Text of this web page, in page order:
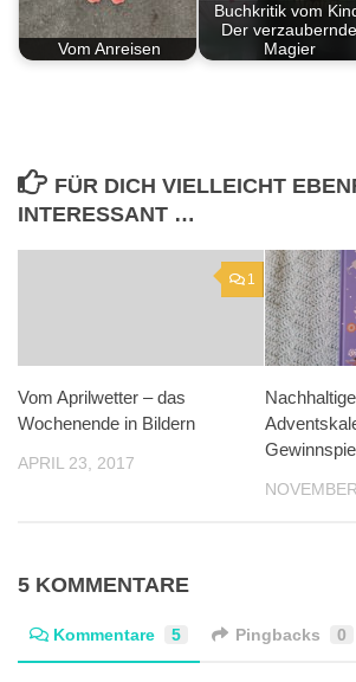
Vom Anreisen
Buchkritik vom
Der verzaubernde
Magier
FÜR DICH VIELLEICHT
INTERESSANT …
1
Vom Aprilwetter – das
Wochenende in Bildern
APRIL 23, 2017
Nachhaltige
5 KOMMENTARE
Kommentare 5 Pingbacks 0